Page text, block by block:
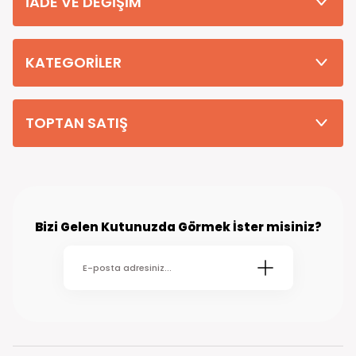
teslim edilmektedir. (kırsal köy kasaba gibi yerlere bu süre 7 güne
KATEGORİLER
TOPTAN SATIŞ
Bizi Gelen Kutunuzda Görmek İster misiniz?